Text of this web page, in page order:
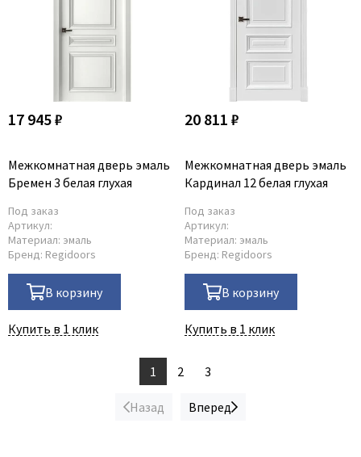
17 945 ₽
Межкомнатная дверь эмаль
Бремен 3 белая глухая
Под заказ
Артикул:
Материал: эмаль
Бренд: Regidoors
В корзину
Купить в 1 клик
20 811 ₽
Межкомнатная дверь эмаль
Кардинал 12 белая глухая
Под заказ
Артикул:
Материал: эмаль
Бренд: Regidoors
В корзину
Купить в 1 клик
Назад
1 2 3
Вперед